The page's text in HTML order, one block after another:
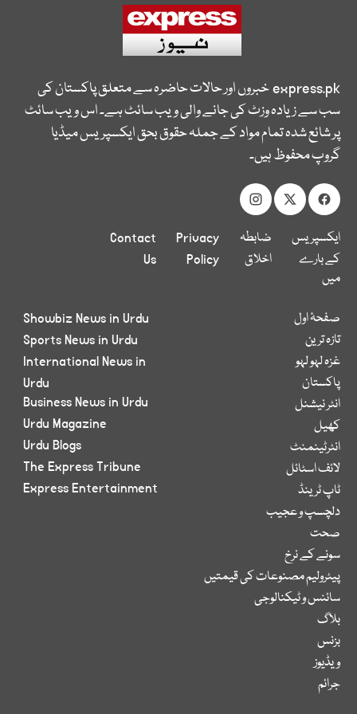
express.pkخبروں اور حالات حاضرہ سے متعلق پاکستان کی
سب سے زیادہ وزٹ کی جانے والی ویب سائٹ ہے۔ اس ویب سائٹ
پر شائع شدہ تمام مواد کے جملہ حقوق بحق ایکسپریس میڈیا
گروپ محفوظ ہیں۔
ایکسپریس
کے بارے
میں
ضابطہ
اخلاق
Privacy
Policy
Contact
Us
صفحۂ اول
تازہ ترین
غزہ لہو لہو
پاکستان
انٹر نیشنل
کھیل
انٹرٹینمنٹ
لائف اسٹائل
ٹاپ ٹرینڈ
دلچسپ و عجیب
صحت
سونے کے نرخ
پیٹرولیم مصنوعات کی قیمتیں
سائنس و ٹیکنالوجی
بلاگ
بزنس
ویڈیوز
جرائم
Showbiz News in Urdu
Sports News in Urdu
International News in
Urdu
Business News in Urdu
Urdu Magazine
Urdu Blogs
The Express Tribune
Express Entertainment